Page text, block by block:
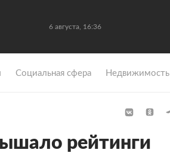
6 августа, 16:36
Социальная сфера Недвижимость
рейтинги